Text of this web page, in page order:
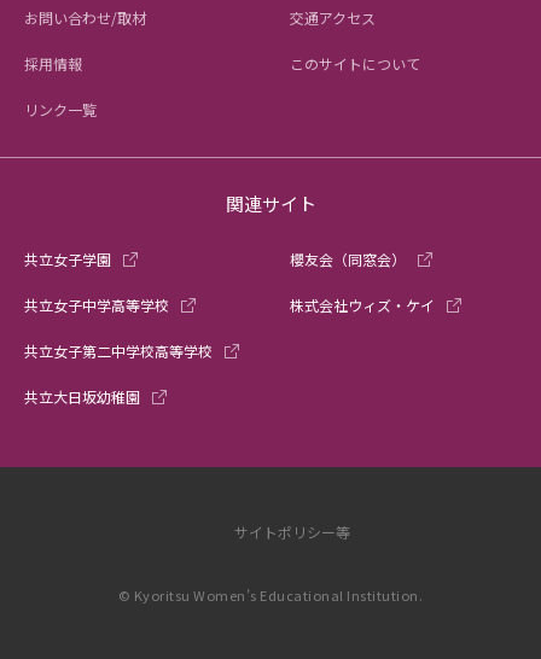
お問い合わせ/取材 交通アクセス
採用情報 このサイトについて
リンク一覧
関連サイト
共立女子学園
共立女子中学高等学校
共立女子第二中学校高等学校
共立大日坂幼稚園
櫻友会（同窓会）
株式会社ウィズ・ケイ
© Kyoritsu Women’s Educational Institution.
サイトポリシー等